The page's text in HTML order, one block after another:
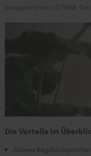
preisgekrönten ULTIMA-
Die Vorteile im
Aktives